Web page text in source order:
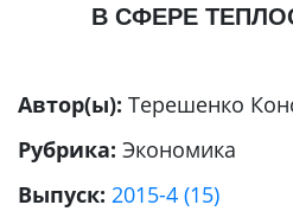
В СФЕРЕ
Автор(ы): Терешенко
Рубрика: Экономика
Выпуск: 2015-4 (15)